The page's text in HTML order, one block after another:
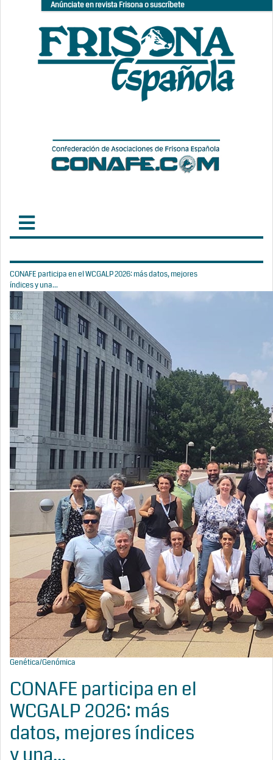
Anúnciate en revista Frisona o suscríbete
CONAFE participa en el WCGALP 2026: más datos, mejores
índices y una...
Genética/Genómica
CONAFE participa en el
WCGALP 2026: más
datos, mejores índices